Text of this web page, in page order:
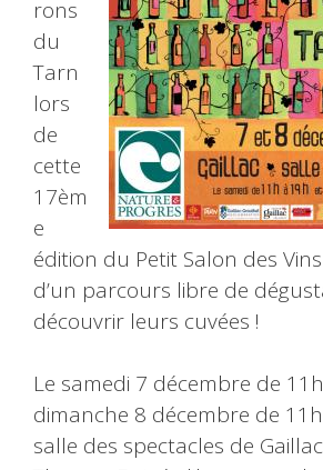
rons
du
Tarn
lors
de
cette
17èm
e
édition du Petit Salon des
d’un parcours libre de
découvrir leurs cuvées !
Le samedi 7 décembre de
dimanche 8 décembre de
salle des spectacles de